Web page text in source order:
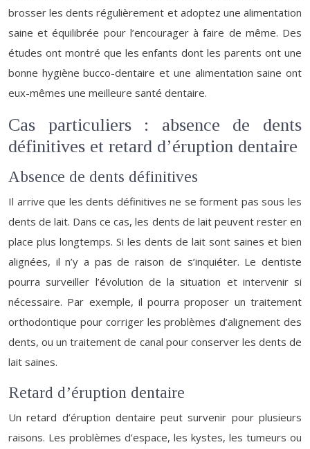
brosser les dents régulièrement et adoptez une alimentation
saine et équilibrée pour l’encourager à faire de même. Des
études ont montré que les enfants dont les parents ont une
bonne hygiène bucco-dentaire et une alimentation saine ont
eux-mêmes une meilleure santé dentaire.
Cas particuliers : absence de dents
définitives et retard d’éruption dentaire
Absence de dents définitives
Il arrive que les dents définitives ne se forment pas sous les
dents de lait. Dans ce cas, les dents de lait peuvent rester en
place plus longtemps. Si les dents de lait sont saines et bien
alignées, il n’y a pas de raison de s’inquiéter. Le dentiste
pourra surveiller l’évolution de la situation et intervenir si
nécessaire. Par exemple, il pourra proposer un traitement
orthodontique pour corriger les problèmes d’alignement des
dents, ou un traitement de canal pour conserver les dents de
lait saines.
Retard d’éruption dentaire
Un retard d’éruption dentaire peut survenir pour plusieurs
raisons. Les problèmes d’espace, les kystes, les tumeurs ou